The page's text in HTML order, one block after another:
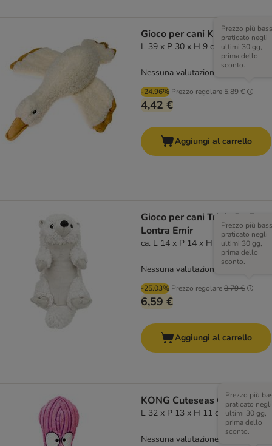
Gioco per cani Karlie Anatra
L 39 x P 30 x H 9 cm
-24.96% Prezzo regolare5,89 €
Prezzo più
praticato negli
ultimi 30 gg,
prima dello
sconto.
4,42 €
Nessuna valutazione
Aggiungi al carrello
Gioco per cani Trixie Be Eco
Lontra Emir
ca. L 14 x P 14 x H 30 cm
-25.03% Prezzo regolare8,79 €
Prezzo più
praticato negli
ultimi 30 gg,
prima dello
sconto.
6,59 €
Nessuna valutazione
Aggiungi al carrello
KONG Cuteseas Octopus - L
L 32 x P 13 x H 11 cm
Prezzo più
praticato negli
ultimi 30 gg,
prima dello
sconto.
Nessuna valutazione